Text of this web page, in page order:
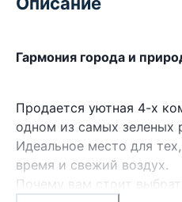
Гармония города и
Продается уютная 4-х
одном из самых зеленых
Идеальное место для
время и свежий воздух.
Почему вам стоит